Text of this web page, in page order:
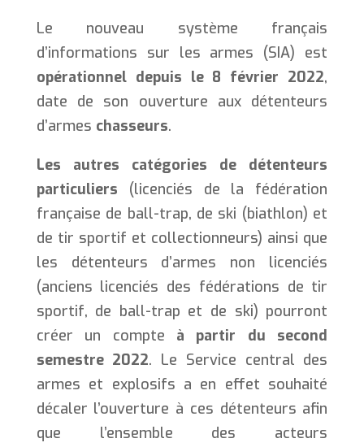
Le nouveau système français
d’informations sur les armes (SIA) est
opérationnel depuis le 8 février 2022,
date de son ouverture aux détenteurs
d’armes chasseurs.
Les autres catégories de détenteurs
particuliers (licenciés de la fédération
française de ball-trap, de ski (biathlon) et
de tir sportif et collectionneurs) ainsi que
les détenteurs d’armes non licenciés
(anciens licenciés des fédérations de tir
sportif, de ball-trap et de ski) pourront
créer un compte à partir du second
semestre 2022. Le Service central des
armes et explosifs a en effet souhaité
décaler l’ouverture à ces détenteurs afin
que l’ensemble des acteurs